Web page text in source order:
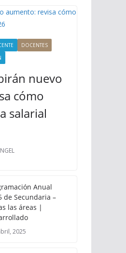
DOCENTES
nuevo
cómo
salarial
Anual
de Secundaria –
las áreas |
2025